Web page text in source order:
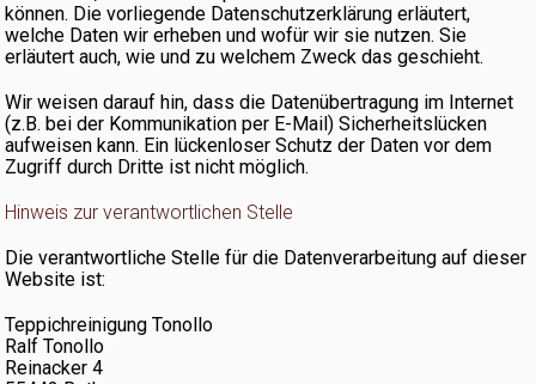
können. Die vorliegende Datenschutzerklärung erläutert,
welche Daten wir erheben und wofür wir sie nutzen. Sie
erläutert auch, wie und zu welchem Zweck das geschieht.
Wir weisen darauf hin, dass die Datenübertragung im Internet
(z.B. bei der Kommunikation per E-Mail) Sicherheitslücken
aufweisen kann. Ein lückenloser Schutz der Daten vor dem
Zugriff durch Dritte ist nicht möglich.
Hinweis zur verantwortlichen Stelle
Die verantwortliche Stelle für die Datenverarbeitung auf dieser
Website ist:
Teppichreinigung Tonollo
Ralf Tonollo
Reinacker 4